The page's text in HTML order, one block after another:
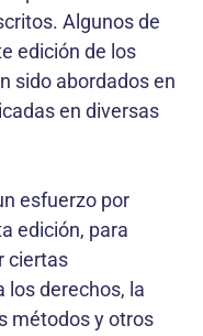
Algunos de
edición de los
sido abordados en
en diversas
esfuerzo por
edición, para
ciertas
los derechos, la
métodos y otros